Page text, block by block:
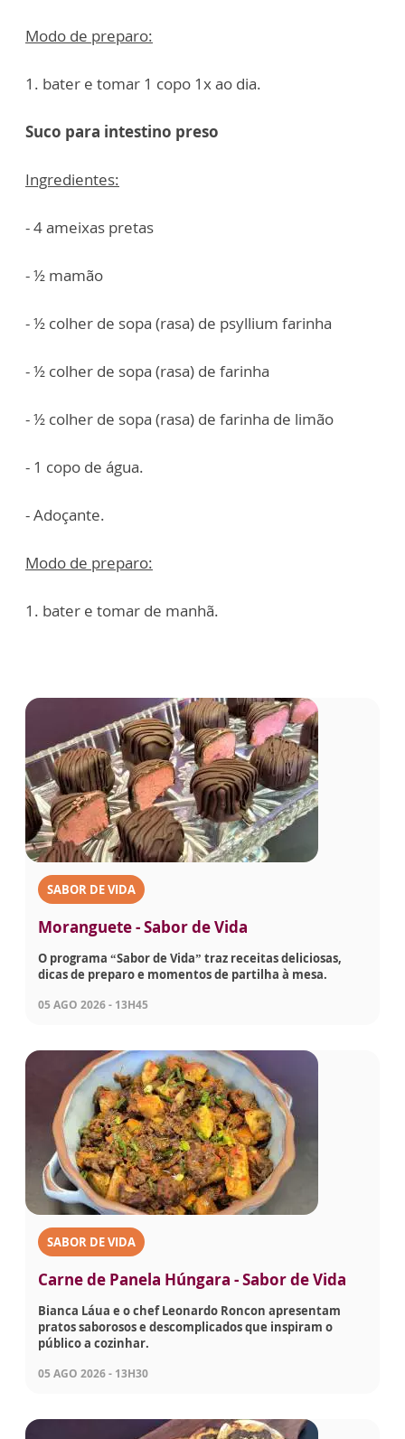
Modo de preparo:
1. bater e tomar 1 copo 1x ao dia.
Suco para intestino preso
Ingredientes:
- 4 ameixas pretas
- ½ mamão
- ½ colher de sopa (rasa) de psyllium farinha
- ½ colher de sopa (rasa) de farinha
- ½ colher de sopa (rasa) de farinha de limão
- 1 copo de água.
- Adoçante.
Modo de preparo:
1. bater e tomar de manhã.
SABOR DE VIDA
Moranguete - Sabor de Vida
O programa “Sabor de Vida” traz receitas deliciosas,
dicas de preparo e momentos de partilha à mesa.
05 AGO 2026 - 13H45
SABOR DE VIDA
Carne de Panela Húngara - Sabor de Vida
Bianca Láua e o chef Leonardo Roncon apresentam
pratos saborosos e descomplicados que inspiram o
público a cozinhar.
05 AGO 2026 - 13H30